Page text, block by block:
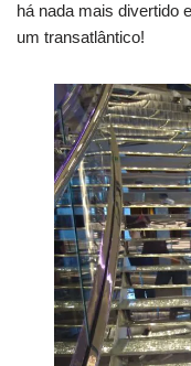
há nada mais divertido
um transatlântico!